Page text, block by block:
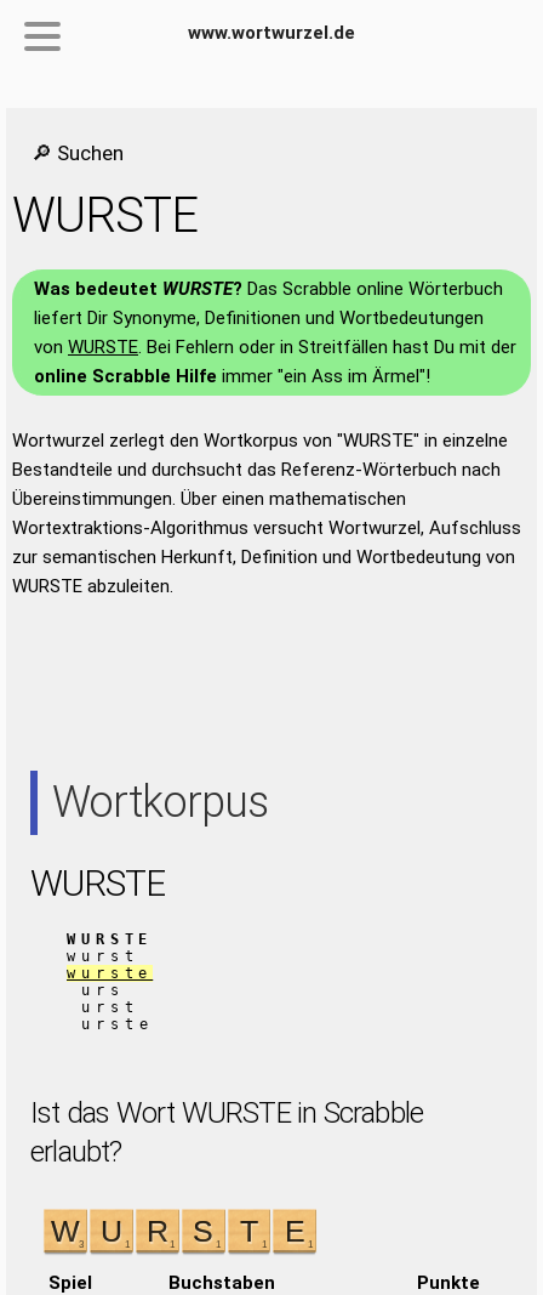
www.wortwurzel.de
🔎 Suchen
WURSTE
Was bedeutet WURSTE? Das Scrabble online Wörterbuch
liefert Dir Synonyme, Definitionen und Wortbedeutungen
von WURSTE. Bei Fehlern oder in Streitfällen hast Du mit der
online Scrabble Hilfe immer "ein Ass im Ärmel"!
Wortwurzel zerlegt den Wortkorpus von "WURSTE" in einzelne
Bestandteile und durchsucht das Referenz-Wörterbuch nach
Übereinstimmungen. Über einen mathematischen
Wortextraktions-Algorithmus versucht Wortwurzel, Aufschluss
zur semantischen Herkunft, Definition und Wortbedeutung von
WURSTE abzuleiten.
Wortkorpus
WURSTE
WURSTE
wurst
wurste
urs
urst
urste
Ist das Wort WURSTE in Scrabble
erlaubt?
Spiel Buchstaben Punkte